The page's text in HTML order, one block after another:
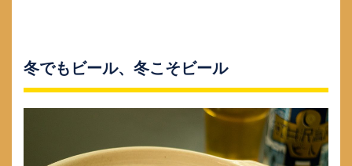
冬でもビール、冬こそビール